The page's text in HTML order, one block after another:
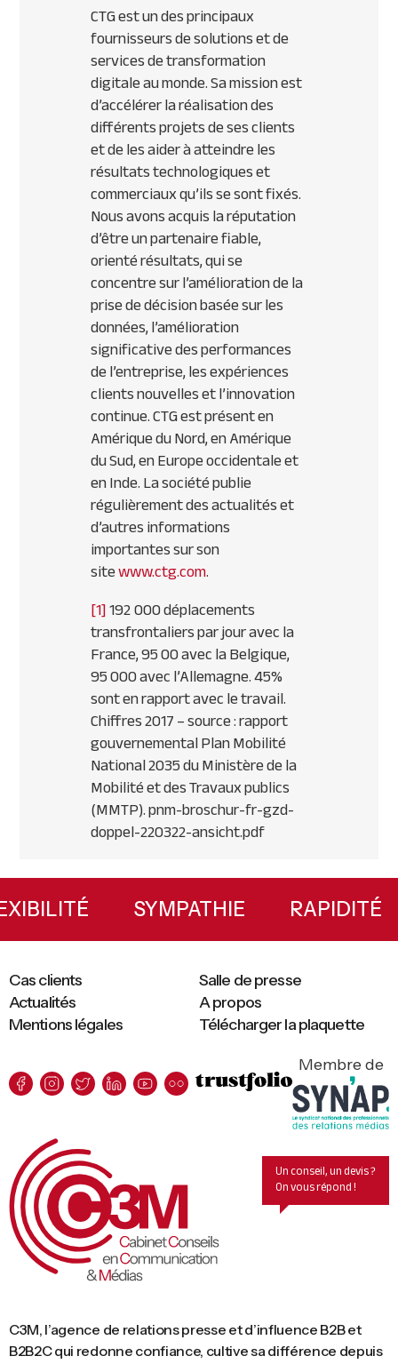
CTG est un des principaux
fournisseurs de solutions et de
services de transformation
digitale au monde. Sa mission est
d’accélérer la réalisation des
différents projets de ses clients
et de les aider à atteindre les
résultats technologiques et
commerciaux qu’ils se sont fixés.
Nous avons acquis la réputation
d’être un partenaire fiable,
orienté résultats, qui se
concentre sur l’amélioration de la
prise de décision basée sur les
données, l’amélioration
significative des performances
de l’entreprise, les expériences
clients nouvelles et l’innovation
continue. CTG est présent en
Amérique du Nord, en Amérique
du Sud, en Europe occidentale et
en Inde. La société publie
régulièrement des actualités et
d’autres informations
importantes sur son
sitewww.ctg.com.
[1]192 000 déplacements
transfrontaliers par jour avec la
France, 95 00 avec la Belgique,
95 000 avec l’Allemagne. 45%
sont en rapport avec le travail.
Chiffres 2017 – source : rapport
gouvernemental Plan Mobilité
National 2035 du Ministère de la
Mobilité et des Travaux publics
(MMTP). pnm-broschur-fr-gzd-
doppel-220322-ansicht.pdf
Primary
Sidebar
FLEXIBILITÉ SYMPATHIE
C3M, l’agence de relations presse et d’influence B2B et
B2B2C qui redonne confiance, cultive sa différence depuis
Mentions légales Télécharger la plaquette
Cas clients
Salle de presse
Actualités
A propos
Membre de
Un conseil, un devis ?
On vous répond !